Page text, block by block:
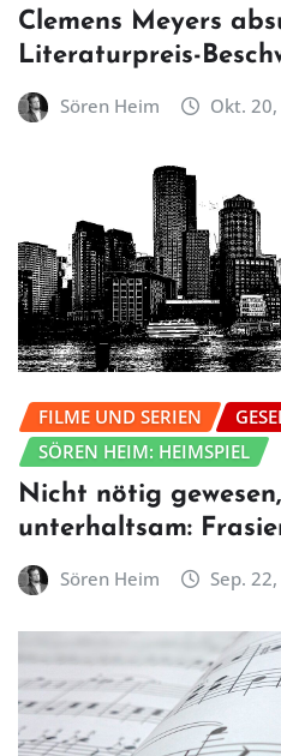
Clemens Meyers
Literaturpreis-
Sören Heim Okt.
FILME UND SERIEN
SÖREN HEIM: HEIMSPIEL
Nicht nötig
unterhaltsam:
Sören Heim Sep.